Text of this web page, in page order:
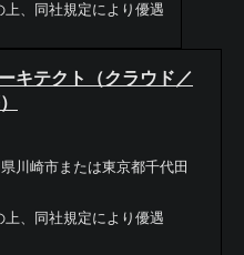
、同社規定により優遇
キテクト（クラウド／
川崎市または東京都千代田
、同社規定により優遇